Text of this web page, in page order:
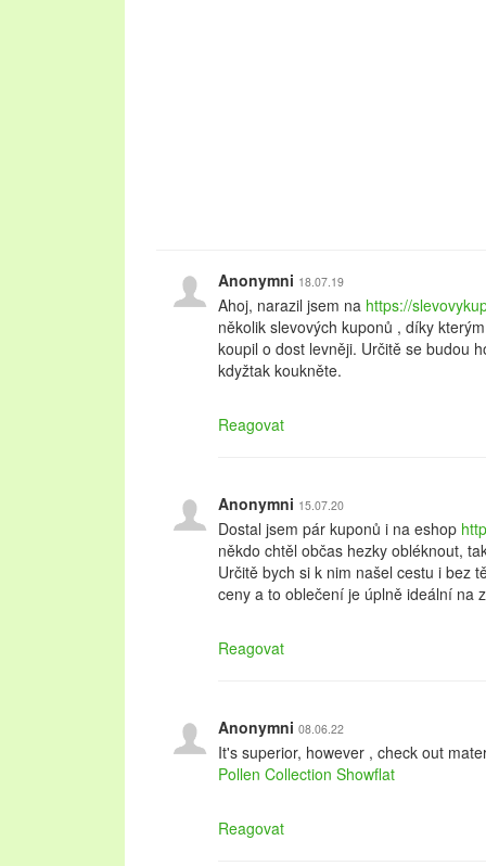
Anonymni 18.07.19
Ahoj, narazil jsem na https://
několik slevových kuponů , díky
koupil o dost levněji. Určitě se budou
kdyžtak koukněte.
Reagovat
Anonymni 15.07.20
Dostal jsem pár kuponů i na eshop
někdo chtěl občas hezky obléknout,
Určitě bych si k nim našel cestu i bez
ceny a to oblečení je úplně ideální na
Reagovat
Anonymni 08.06.22
It's superior, however , check out
Pollen Collection Showflat
Reagovat